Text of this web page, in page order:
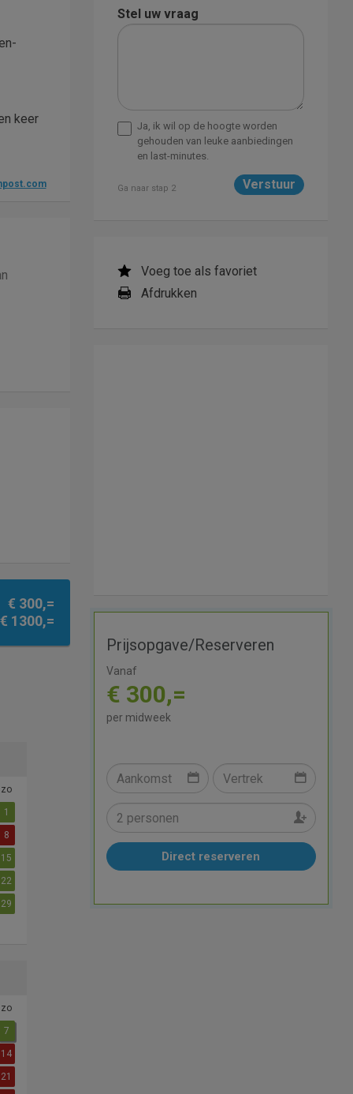
keer
€ 300,=
€ 1300,=
zo
1
8
15
22
29
zo
7
14
21
Stel uw vraag
Ja, ik wil op de hoogte worden
gehouden van leuke aanbiedingen
en last-minutes.
Ga naar stap 2
Voeg toe als favoriet
Afdrukken
Prijsopgave/Reserveren
Vanaf
€ 300,=
per midweek
Direct reserveren